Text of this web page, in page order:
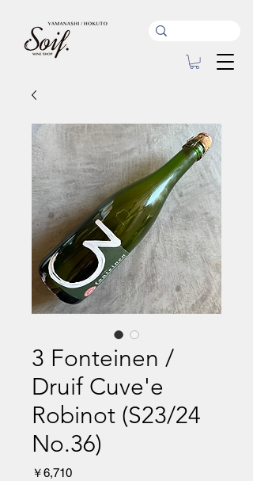
3 Fonteinen /
Druif Cuve'e
Robinot (S23/24
No.36)
￥6,710価